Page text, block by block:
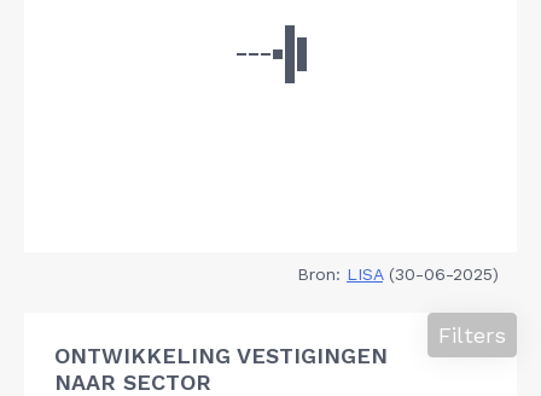
Bron: LISA(30-06-2025)
ONTWIKKELING VESTIGINGEN
NAAR SECTOR
Filters